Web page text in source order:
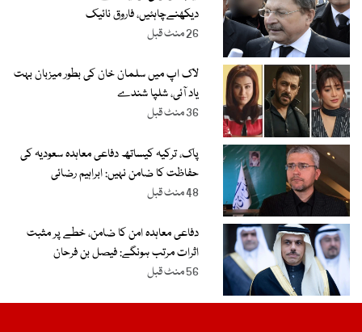
دیکھنےچاہئیں، فاروق نائیک
26 منٹ قبل
لاک اپ میں سلمان خان کی بطور میزبان بہت
یاد آئی، شلپا شندے
36 منٹ قبل
پاک، ترکیہ کیساتھ دفاعی معاہدہ سعودیہ کی
حفاظت کا ضامن نہیں: ابراہیم رضائی
48 منٹ قبل
دفاعی معاہدہ امن کا ضامن، خطے پر مثبت
اثرات مرتب ہونگے: فیصل بن فرحان
56 منٹ قبل